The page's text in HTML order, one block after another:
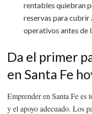
rentables quiebran
reservas para cubrir
operativos antes de
Da el primer
en Santa Fe
Emprender en Santa Fe es
y el apoyo adecuado. Los